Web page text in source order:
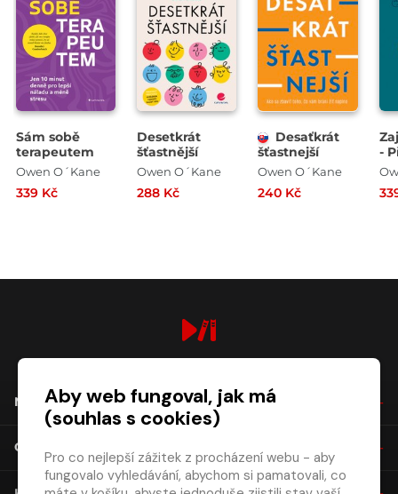
Sám sobě
terapeutem
Owen O´Kane
339 Kč
Desetkrát
šťastnější
Owen O´Kane
288 Kč
Desaťkrát
šťastnejší
Owen O´Kane
240 Kč
-
NÁKUP
O SPOLEČNOSTI
Aby web fungoval, jak má
(souhlas s cookies)
Pro co nejlepší zážitek z procházení webu - aby
fungovalo vyhledávání, abychom si pamatovali, co